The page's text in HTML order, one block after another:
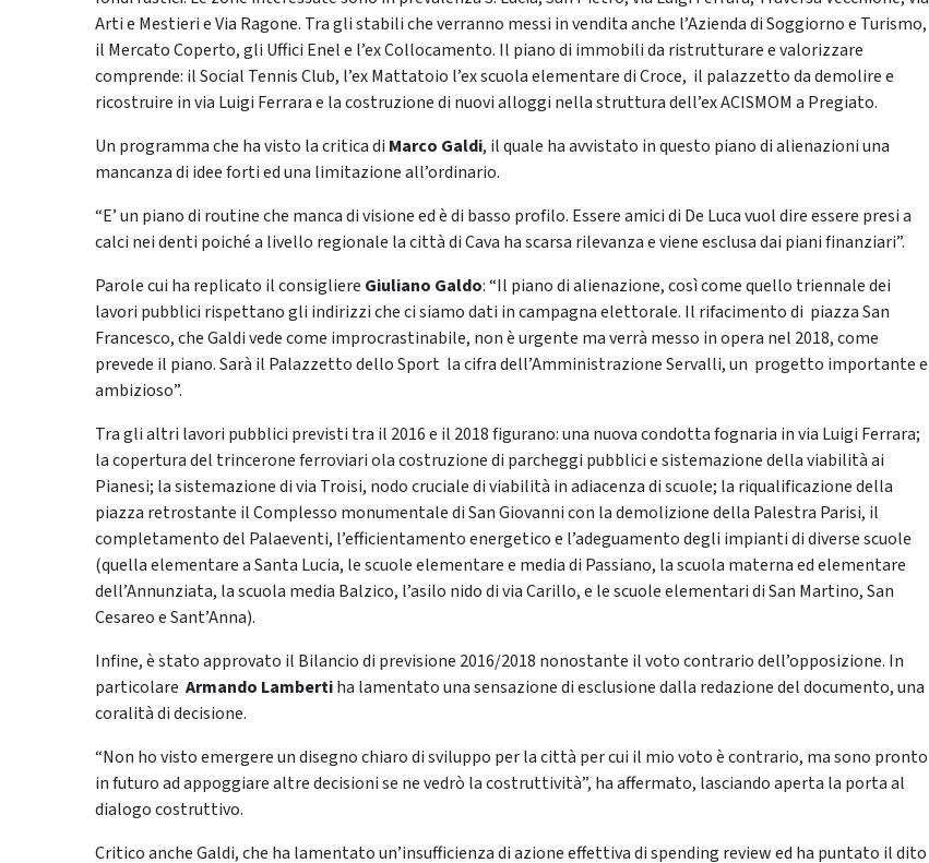
Arti e Mestieri e Via Ragone. Tra gli stabili che verranno messi in vendita anche l’Azienda di Soggiorno e Turismo,
il Mercato Coperto, gli Uffici Enel e l’ex Collocamento. Il piano di immobili da ristrutturare e valorizzare
comprende: il Social Tennis Club, l’ex Mattatoio l’ex scuola elementare di Croce, il palazzetto da demolire e
ricostruire in via Luigi Ferrara e la costruzione di nuovi alloggi nella struttura dell’ex ACISMOM a Pregiato.
Un programma che ha visto la critica di Marco Galdi, il quale ha avvistato in questo piano di alienazioni una
mancanza di idee forti ed una limitazione all’ordinario.
“E’ un piano di routine che manca di visione ed è di basso profilo. Essere amici di De Luca vuol dire essere presi a
calci nei denti poiché a livello regionale la città di Cava ha scarsa rilevanza e viene esclusa dai piani finanziari”.
Parole cui ha replicato il consigliere Giuliano Galdo: “Il piano di alienazione, così come quello triennale dei
lavori pubblici rispettano gli indirizzi che ci siamo dati in campagna elettorale. Il rifacimento di piazza San
Francesco, che Galdi vede come improcrastinabile, non è urgente ma verrà messo in opera nel 2018, come
prevede il piano. Sarà il Palazzetto dello Sport la cifra dell’Amministrazione Servalli, un progetto importante e
ambizioso”.
Tra gli altri lavori pubblici previsti tra il 2016 e il 2018 figurano: una nuova condotta fognaria in via Luigi Ferrara;
la copertura del trincerone ferroviari ola costruzione di parcheggi pubblici e sistemazione della viabilità ai
Pianesi; la sistemazione di via Troisi, nodo cruciale di viabilità in adiacenza di scuole; la riqualificazione della
piazza retrostante il Complesso monumentale di San Giovanni con la demolizione della Palestra Parisi, il
completamento del Palaeventi, l’efficientamento energetico e l’adeguamento degli impianti di diverse scuole
(quella elementare a Santa Lucia, le scuole elementare e media di Passiano, la scuola materna ed elementare
dell’Annunziata, la scuola media Balzico, l’asilo nido di via Carillo, e le scuole elementari di San Martino, San
Cesareo e Sant’Anna).
Infine, è stato approvato il Bilancio di previsione 2016/2018 nonostante il voto contrario dell’opposizione. In
particolare Armando Lambertiha lamentato una sensazione di esclusione dalla redazione del documento, una
coralità di decisione.
“Non ho visto emergere un disegno chiaro di sviluppo per la città per cui il mio voto è contrario, ma sono pronto
in futuro ad appoggiare altre decisioni se ne vedrò la costruttività”, ha affermato, lasciando aperta la porta al
dialogo costruttivo.
Critico anche Galdi, che ha lamentato un’insufficienza di azione effettiva di spending review ed ha puntato il dito